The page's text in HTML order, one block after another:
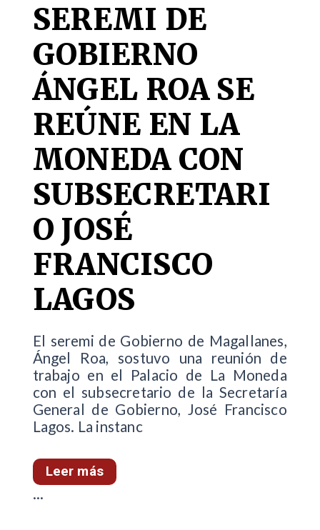
SEREMI DE
GOBIERNO
ÁNGEL ROA SE
REÚNE EN LA
MONEDA CON
SUBSECRETARI
O JOSÉ
FRANCISCO
LAGOS
El seremi de Gobierno de Magallanes,
Ángel Roa, sostuvo una reunión de
trabajo en el Palacio de La Moneda
con el subsecretario de la Secretaría
General de Gobierno, José Francisco
Lagos. La instanc
Leer más
...